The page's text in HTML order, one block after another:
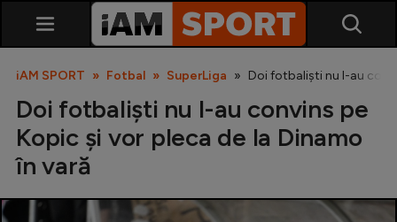
iAM SPORT Fotbal SuperLiga Doi fotbaliști nu l-au
Doi fotbaliști nu l-au convins pe
Kopic și vor pleca de la Dinamo
în vară